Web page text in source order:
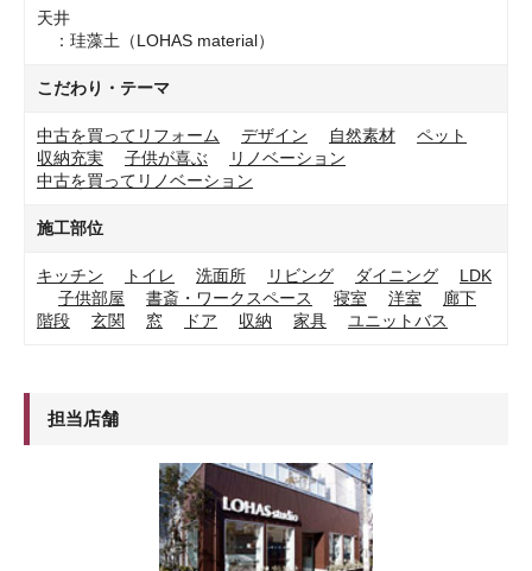
天井
：珪藻土（LOHAS material）
こだわり・テーマ
中古を買ってリフォーム デザイン 自然素材
ペット
収納充実
子供が喜ぶ
リノベーション
中古を買ってリノベーション
施工部位
キッチン トイレ 洗面所 リビング ダイニング
LDK
子供部屋
書斎・ワークスペース 寝室 洋室
廊下
階段
玄関 窓 ドア 収納 家具 ユニットバス
担当店舗